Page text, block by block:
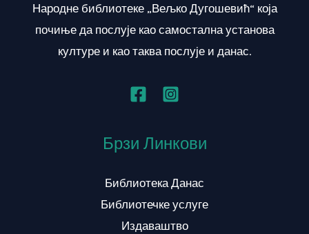
Народне библиотеке „Вељко Дугошевић“ која
почиње да послује као самостална установа
културе и као таква послује и данас.
Брзи Линкови
Библиотека Данас
Библиотечке услуге
Издаваштво